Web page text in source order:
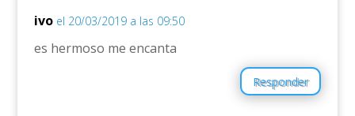
ivo el 20/03/2019 a las 09:50
es hermoso me encanta
Responder